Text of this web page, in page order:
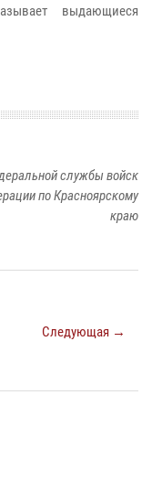
выдающиеся
службы войск
по Красноярскому
краю
Следующая →